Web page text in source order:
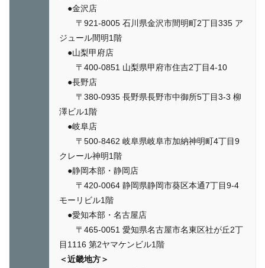
●金沢店
〒921-8005 石川県金沢市間明町2丁目335 ア
ジュール間明1階
●山梨甲府店
〒400-0851 山梨県甲府市住吉2丁目4-10
●長野店
〒380-0935 長野県長野市中御所5丁目3-3 柳
澤ビル1階
●岐阜店
〒500-8462 岐阜県岐阜市加納神明町4丁目9
クレール神明1階
●静岡本部・静岡店
〒420-0064 静岡県静岡市葵区本通7丁目9-4
モーリビル1階
●愛知本部・名古屋店
〒465-0051 愛知県名古屋市名東区社が丘2丁
目1116 第2ヤマケンビル1階
＜近畿地方＞